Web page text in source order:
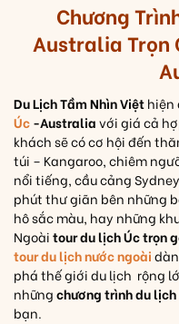
Chương
Australia Trọn
Du Lịch Tầm Nhìn Việthiện
Úc-Australiavới giá cả
khách sẽ có cơ hội đến
túi – Kangaroo, chiêm
nổi tiếng, cầu cảng
phút thư giãn bên những
hô sắc màu, hay những
Ngoàitour du lịch Úc trọn
tour du lịch nước ngoài
phá thế giới du lịch rộng
nhữngchương trình du lịch
bạn.